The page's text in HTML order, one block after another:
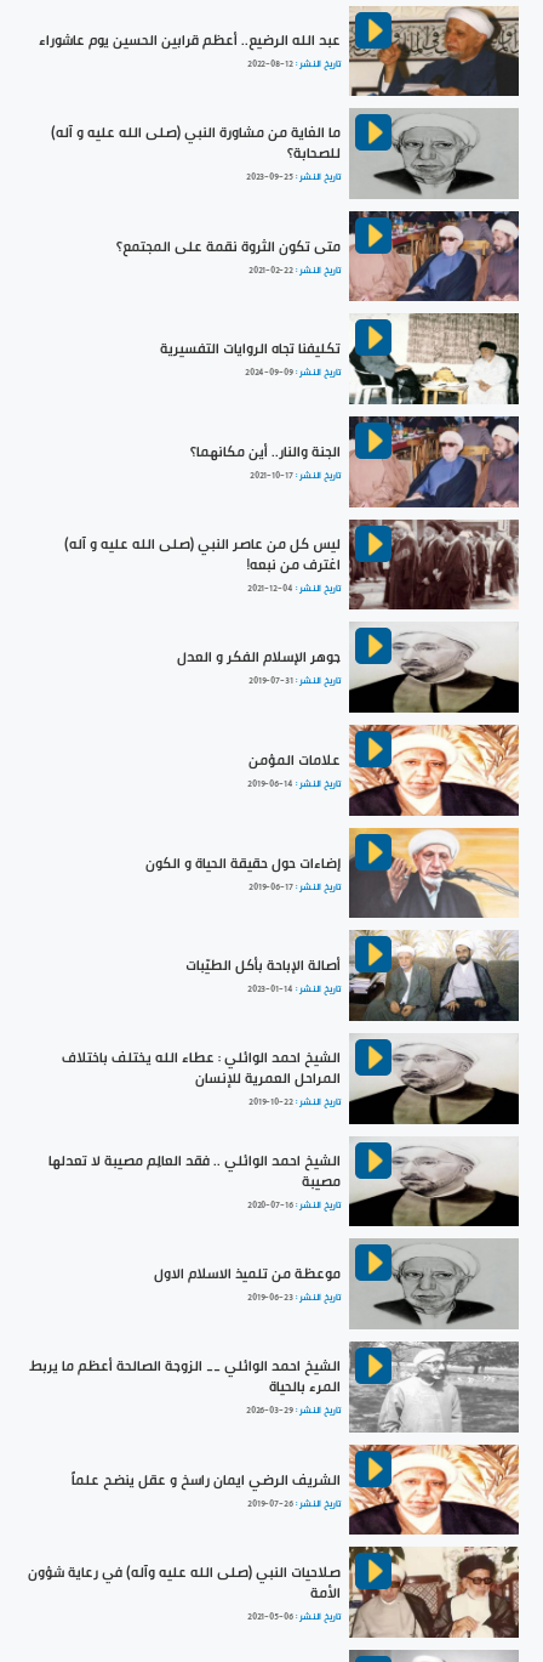
عبد الله الرضيع.. أعظم قرابين الحسين يوم عاشوراء
تاريخ النشر :2022-08-12
ما الغاية من مشاورة النبي (صلى الله عليه و آله)
للصحابة؟
تاريخ النشر :2023-09-25
متى تكون الثروة نقمة على المجتمع؟
تاريخ النشر :2021-02-22
تكليفنا تجاه الروايات التفسيرية
تاريخ النشر :2024-09-09
الجنة والنار.. أين مكانهما؟
تاريخ النشر :2021-10-17
ليس كل من عاصر النبي (صلى الله عليه و آله)
اغترف من نبعه!
تاريخ النشر : 2021-12-04
جوهر الإسلام الفكر و العدل
تاريخ النشر :2019-07-31
علامات المؤمن
تاريخ النشر : 2019-06-14
إضاءات حول حقيقة الحياة و الكون
تاريخ النشر :2019-06-17
أصالة الإباحة بأكل الطيّبات
تاريخ النشر : 2023-01-14
الشيخ احمد الوائلي : عطاء الله يختلف باختلاف
المراحل العمرية للإنسان
تاريخ النشر :2019-10-22
الشيخ احمد الوائلي .. فقد العالِم مصيبة لا تعدلها
مصيبة
تاريخ النشر :2020-07-16
موعظة من تلميذ الاسلام الاول
تاريخ النشر :2019-06-23
الشيخ احمد الوائلي __ الزوجة الصالحة أعظم ما يربط
المرء بالحياة
تاريخ النشر :2026-03-29
الشريف الرضي ايمان راسخ و عقل ينضح علماً
تاريخ النشر :2019-07-26
صلاحيات النبي (صلى الله عليه وآله) في رعاية شؤون
الأمة
تاريخ النشر :2021-05-06